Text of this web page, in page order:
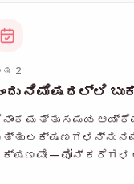
2
ನಿಮಿಷದಲ್ಲಿ
ಮತ್ತು ಸಮಯ
ಲಕ್ಷಣಗಳನ್ನು
— ಫೋನ್